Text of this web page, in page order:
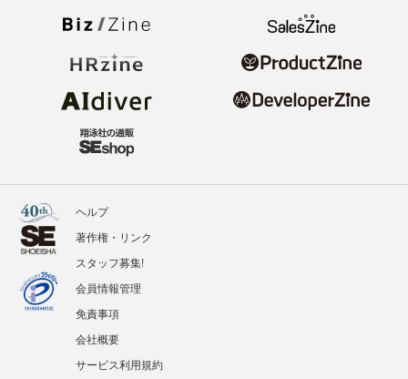
ヘルプ
著作権・リンク
スタッフ募集!
会員情報管理
免責事項
会社概要
サービス利用規約